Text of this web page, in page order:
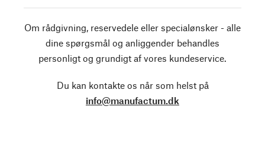
Om rådgivning, reservedele eller specialønsker - alle
dine spørgsmål og anliggender behandles
personligt og grundigt af vores kundeservice.
Du kan kontakte os når som helst på
info@manufactum.dk